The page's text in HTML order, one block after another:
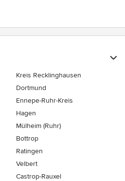
Kreis Recklinghausen
Dortmund
Ennepe-Ruhr-Kreis
Hagen
Mülheim (Ruhr)
Bottrop
Ratingen
Velbert
Castrop-Rauxel